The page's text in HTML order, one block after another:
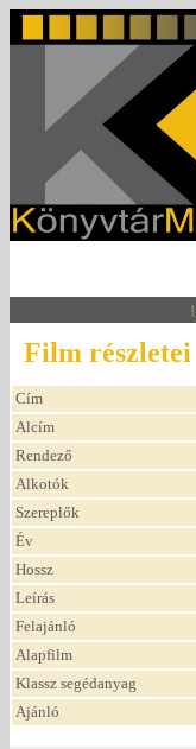
|
Film részletei
Cím
Alcím
Rendező
Alkotók
Szereplők
Év
Hossz
Leírás
Felajánló
Alapfilm
Klassz segédanyag
Ajánló